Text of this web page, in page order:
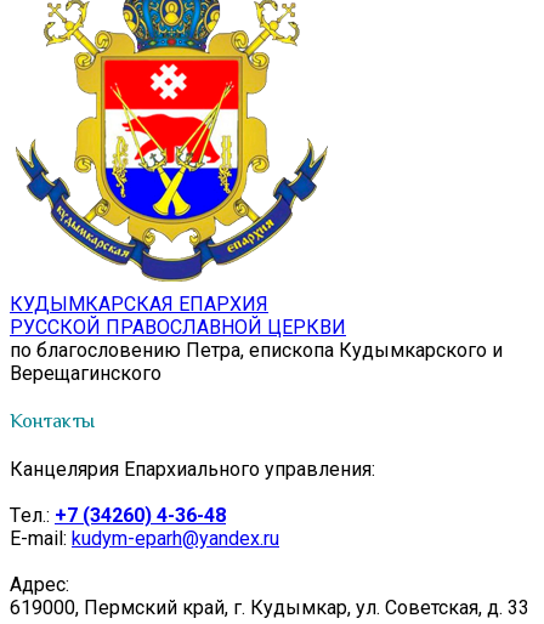
КУДЫМКАРСКАЯ ЕПАРХИЯ
РУССКОЙ ПРАВОСЛАВНОЙ ЦЕРКВИ
по благословению Петра, епископа Кудымкарского и
Верещагинского
Контакты
Канцелярия Епархиального управления:
Tел.: +7 (34260) 4-36-48
E-mail: kudym-eparh@yandex.ru
Адрес:
619000, Пермский край, г. Кудымкар, ул. Советская, д. 33